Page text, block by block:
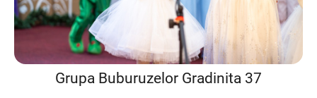
Grupa Buburuzelor Gradinita 37